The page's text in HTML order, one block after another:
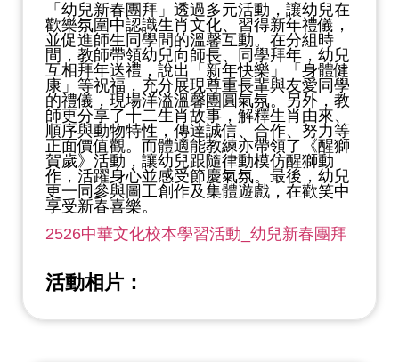
「幼兒新春團拜」透過多元活動，讓幼兒在
歡樂氛圍中認識生肖文化、習得新年禮儀，
並促進師生同學間的溫馨互動。在分組時
間，教師帶領幼兒向師長、同學拜年，幼兒
互相拜年送禮，說出「新年快樂」「身體健
康」等祝福，充分展現尊重長輩與友愛同學
的禮儀，現場洋溢溫馨團圓氣氛。另外，教
師更分享了十二生肖故事，解釋生肖由來、
順序與動物特性，傳達誠信、合作、努力等
正面價值觀。而體適能教練亦帶領了《醒獅
賀歲》活動，讓幼兒跟隨律動模仿醒獅動
作，活躍身心並感受節慶氣氛。最後，幼兒
更一同參與圖工創作及集體遊戲，在歡笑中
享受新春喜樂。
2526中華文化校本學習活動_幼兒新春團拜
活動相片：